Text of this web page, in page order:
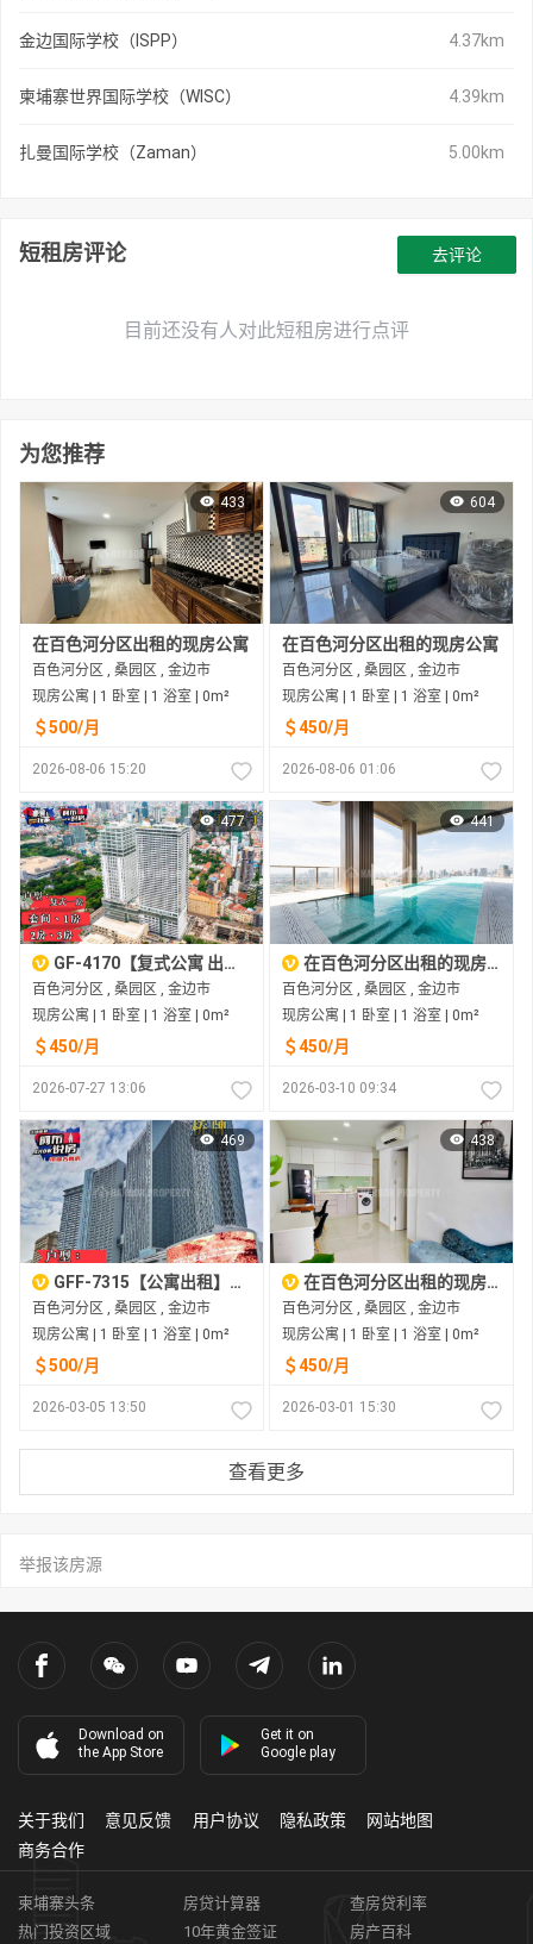
金边国际学校（ISPP） 4.37km
柬埔寨世界国际学校（WISC） 4.39km
扎曼国际学校（Zaman） 5.00km
短租房评论
目前还没有人对此短租房进行点评
去评论
为您推荐
433
在百色河分区出租的现房公寓
百色河分区 , 桑园区 , 金边市
现房公寓 | 1 卧室 | 1 浴室 | 0m²
＄500/月
2026-08-06 15:20
604
在百色河分区出租的现房公寓
百色河分区 , 桑园区 , 金边市
现房公寓 | 1 卧室 | 1 浴室 | 0m²
＄450/月
2026-08-06 01:06
477
GF-4170【复式公寓 出租】太子寰宇 金街 umall
百色河分区 , 桑园区 , 金边市
现房公寓 | 1 卧室 | 1 浴室 | 0m²
＄450/月
2026-07-27 13:06
441
在百色河分区出租的现房公寓
百色河分区 , 桑园区 , 金边市
现房公寓 | 1 卧室 | 1 浴室 | 0m²
＄450/月
2026-03-10 09:34
469
GFF-7315【公寓出租】桥牌 金街 TheBridge 一房一厅
百色河分区 , 桑园区 , 金边市
现房公寓 | 1 卧室 | 1 浴室 | 0m²
＄500/月
2026-03-05 13:50
438
在百色河分区出租的现房公寓
百色河分区 , 桑园区 , 金边市
现房公寓 | 1 卧室 | 1 浴室 | 0m²
＄450/月
2026-03-01 15:30
查看更多
举报该房源
Download on
the App Store
Get it on
Google play
关于我们 意见反馈 用户协议 隐私政策
网站地图
商务合作
柬埔寨头条 房贷计算器
查房贷利率
热门投资区域
10年黄金签证 房产百科